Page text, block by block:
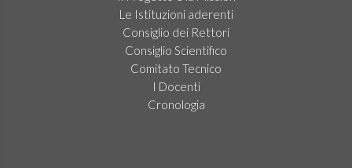
Le Istituzioni aderenti
Consiglio dei Rettori
Consiglio Scientifico
Comitato Tecnico
I Docenti
Cronologia